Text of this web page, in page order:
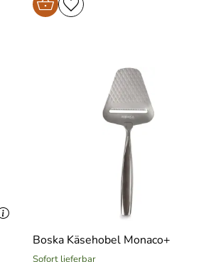
Boska Käsehobel Monaco+
Sofort lieferbar